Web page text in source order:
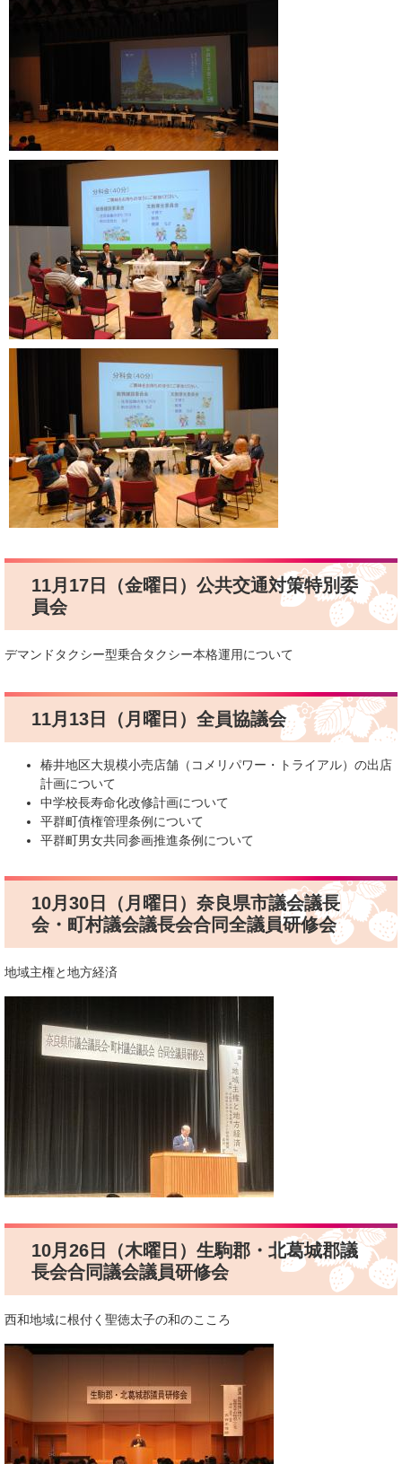
11月17日（金曜日）公共交通対策特別委
員会
デマンドタクシー型乗合タクシー本格運用について
11月13日（月曜日）全員協議会
椿井地区大規模小売店舗（コメリパワー・トライアル）の出店
計画について
​中学校長寿命化改修計画について
​平群町債権管理条例について
​平群町男女共同参画推進条例について
10月30日（月曜日）奈良県市議会議長
会・町村議会議長会合同全議員研修会
地域主権と地方経済
10月26日（木曜日）生駒郡・北葛城郡議
長会合同議会議員研修会
西和地域に根付く聖徳太子の和のこころ